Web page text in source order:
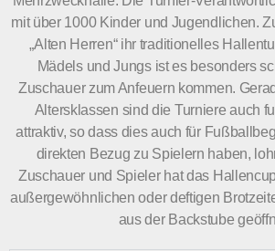
mit über 1000 Kinder und Jugendlichen.
„Alten Herren“ ihr traditionelles
Mädels und Jungs ist es besonders
Zuschauer zum Anfeuern kommen.
Altersklassen sind die Turniere auch
attraktiv, so dass dies auch für
direkten Bezug zu Spielern haben,
Zuschauer und Spieler hat das
außergewöhnlichen oder deftigen
aus der Backstube